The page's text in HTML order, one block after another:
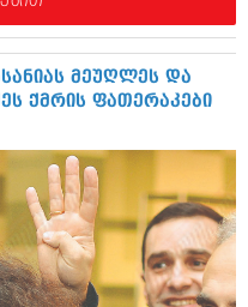
მეუღლეს და
ქმრის ფათერაკები